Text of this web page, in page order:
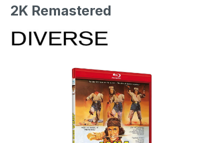
2K Remastered
Bildergalerie überspringen